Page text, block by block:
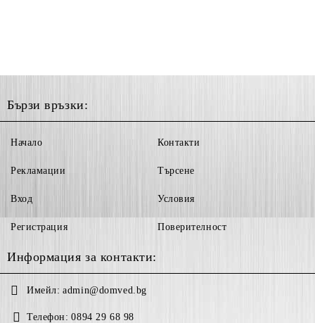
Бързи връзки:
Начало
Рекламации
Вход
Регистрация
Контакти
Търсене
Условия
Поверителност
Информация за контакти:
Имейл: admin@domved.bg
Телефон: 0894 29 68 98